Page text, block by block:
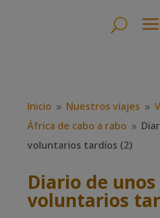
Inicio 9 Nuestros viajes 9
África de cabo a rabo 9
voluntarios tardíos (2)
Diario de unos
voluntarios